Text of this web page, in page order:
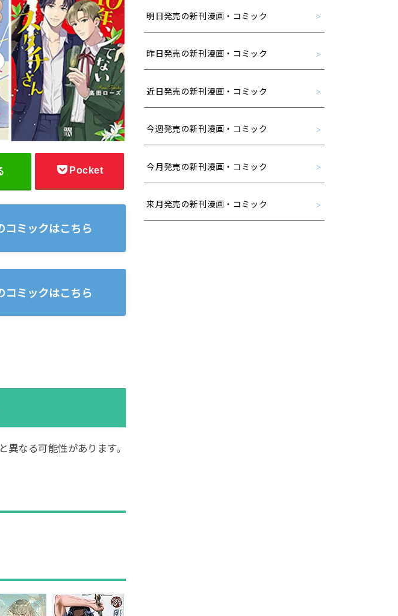
Pocket
コミックはこちら
コミックはこちら
なる可能性があります。
明日発売の新刊漫画・コミック
昨日発売の新刊漫画・コミック
近日発売の新刊漫画・コミック
今週発売の新刊漫画・コミック
今月発売の新刊漫画・コミック
来月発売の新刊漫画・コミック